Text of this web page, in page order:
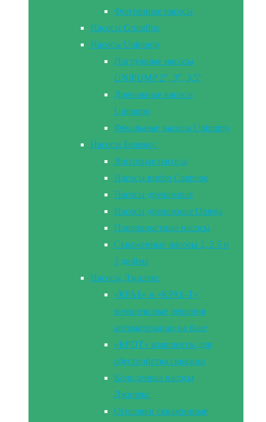
Фонтанные насосы
Насосы Grundfos
Насосы Unipump
Погружные насосы
UNIPUMP 2″, 3″, 3,5″
Дренажные насосы
Unipump
Фекальные насосы Unipump
Насосы Беламос
Винтовые насосы
Насосы вибро Сверчок
Насосы дренажные
Насосы дренажные Omega
Поверхностные насосы
Скваженные насосы 2, 2.5 и
3 дюйма
Насосы Джилекс
«КРАБ» и «КРАБ-Т»
комплексные решения
автоматизации на баке
«КРОТ» комплекты для
обустройства скважин
Колодезные насосы
Джилекс
Оголовки скважинные